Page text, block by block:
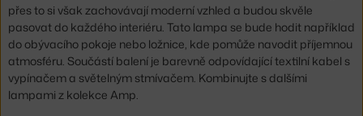
přes to si však zachovávají moderní vzhled a budou skvěle
pasovat do každého interiéru. Tato lampa se bude hodit například
do obývacího pokoje nebo ložnice, kde pomůže navodit příjemnou
atmosféru. Součástí balení je barevně odpovídající textilní kabel s
vypínačem a světelným stmívačem. Kombinujte s dalšími
lampami z kolekce Amp.